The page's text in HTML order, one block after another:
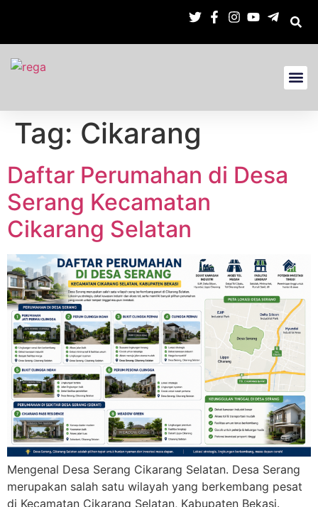
Tag: Cikarang
Daftar Perumahan di Desa
Serang Kecamatan
Cikarang Selatan
Mengenal Desa Serang Cikarang Selatan. Desa Serang
merupakan salah satu wilayah yang berkembang pesat
di Kecamatan Cikarang Selatan, Kabupaten Bekasi.